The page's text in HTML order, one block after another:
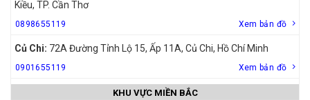
Kiều, TP. Cần Thơ
0898655119 Xem bản đồ
Củ Chi: 72A Đường Tỉnh Lộ 15, Ấp 11A, Củ Chi, Hồ Chí Minh
0901655119 Xem bản đồ
KHU VỰC MIỀN BẮC